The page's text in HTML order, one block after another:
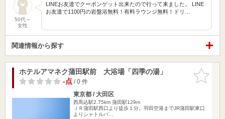
50代～
女性
LINEお友達でクーポンゲット出来たので行って来ました。 LINE
お友達で1100円の岩盤浴無料！有料ラウンジ無料！ドリ…
関連情報から探す
お気に入
りに追加
ホテルアマネク蒲田駅前 大浴場「四季の湯」
-点/ 0 件
東京都 / 大田区
西馬込駅2.75km 蒲田駅129m
ＪＲ蒲田駅西口より徒歩１分。羽田空港までJR蒲田駅東口
よりシャトルバ…